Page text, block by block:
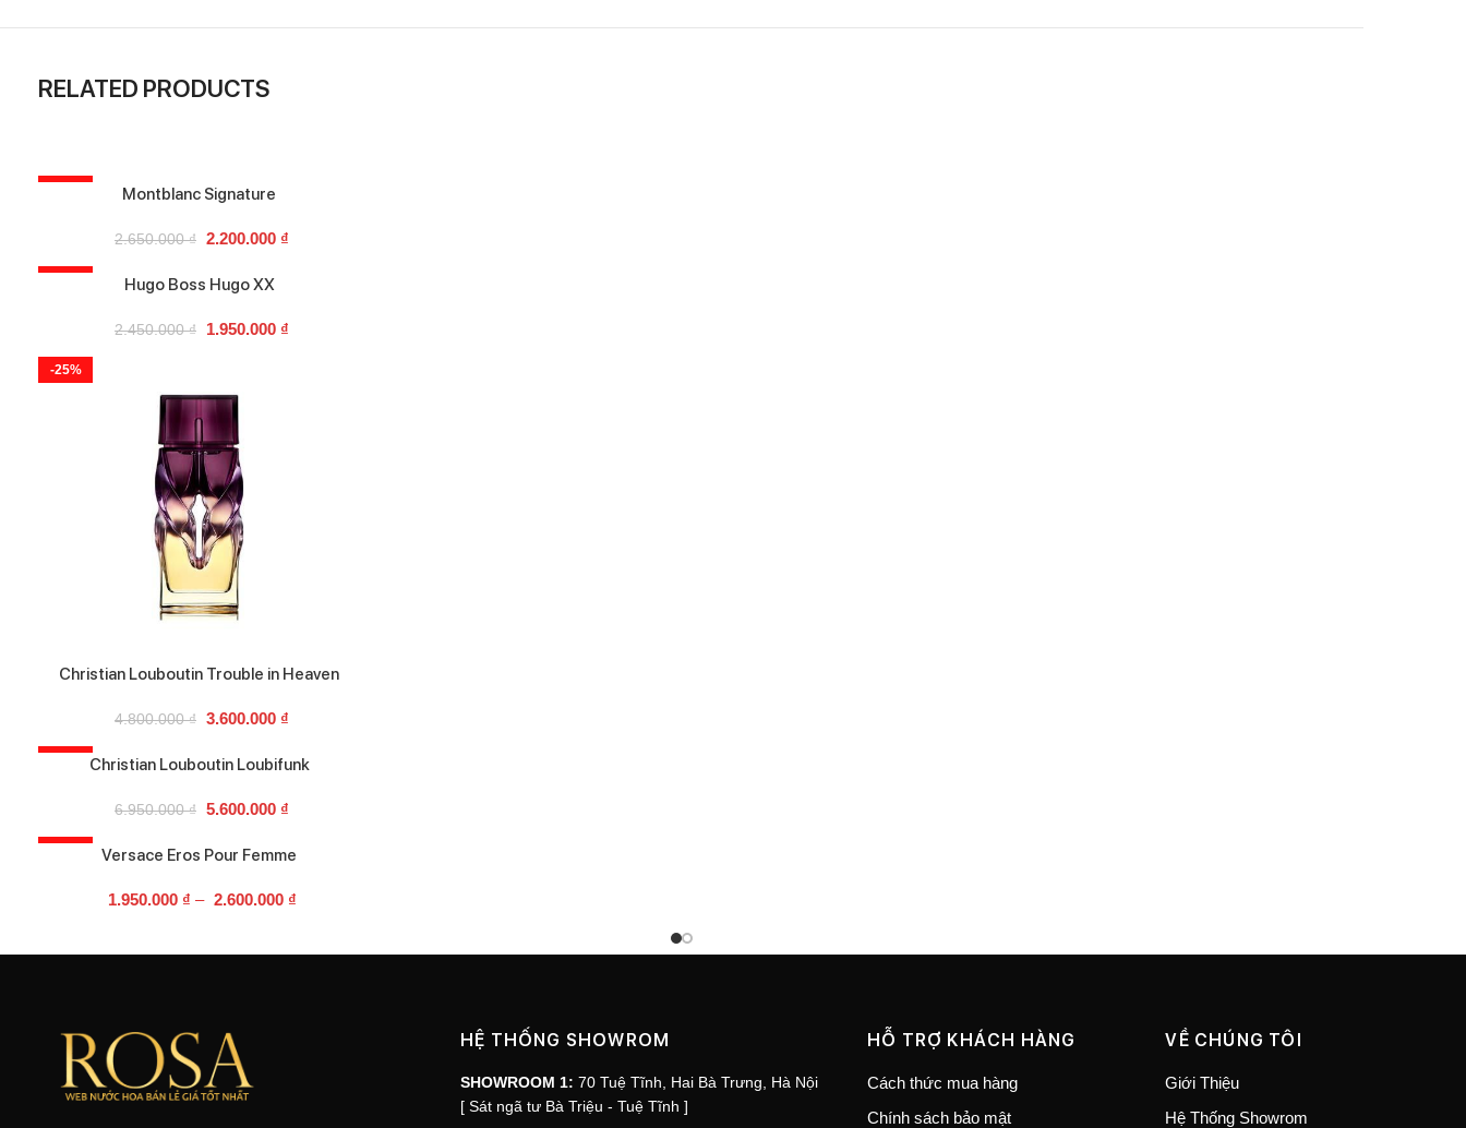
RELATED PRODUCTS
Montblanc Signature
2.650.000₫ 2.200.000 ₫
Hugo Boss Hugo XX
2.450.000₫ 1.950.000 ₫
-25%
Christian Louboutin Trouble in Heaven
4.800.000₫ 3.600.000 ₫
Christian Louboutin Loubifunk
6.950.000₫ 5.600.000 ₫
Versace Eros Pour Femme
1.950.000 ₫ – 2.600.000 ₫
HỆ THỐNG SHOWROM
SHOWROOM 1: 70 Tuệ Tĩnh, Hai Bà Trưng, Hà Nội
[ Sát ngã tư Bà Triệu - Tuệ Tĩnh ]
HỖ TRỢ KHÁCH HÀNG
Cách thức mua hàng
Chính sách bảo mật
VỀ CHÚNG TÔI
Giới Thiệu
Hệ Thống Showrom